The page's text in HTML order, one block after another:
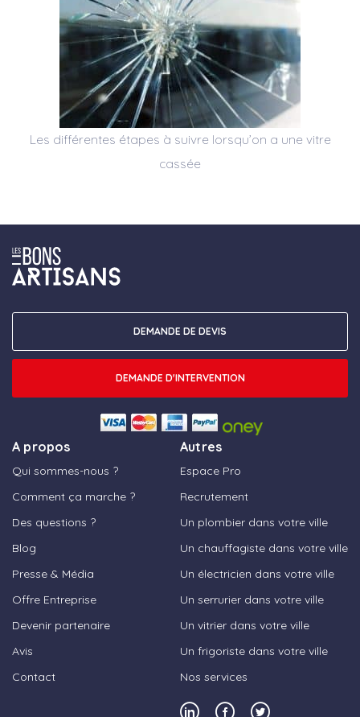
Les différentes étapes à suivre lorsqu’on a une vitre
cassée
A propos
Qui sommes-nous ?
Comment ça marche ?
Des questions ?
Blog
Presse & Média
Offre Entreprise
Devenir partenaire
Avis
Contact
Autres
Espace Pro
Recrutement
Un plombier dans votre ville
Un chauffagiste dans votre ville
Un électricien dans votre ville
Un serrurier dans votre ville
Un vitrier dans votre ville
Un frigoriste dans votre ville
Nos services
DEMANDE DE DEVIS
DEMANDE D'INTERVENTION